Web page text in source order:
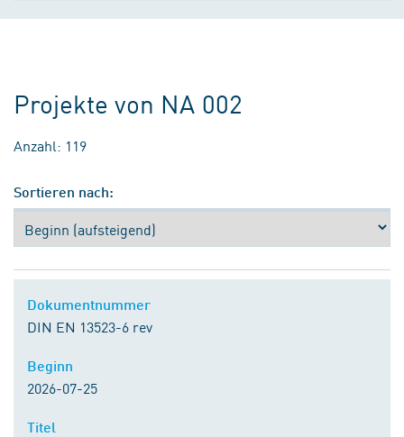
Projekte von NA 002
Anzahl: 119
Sortieren nach:
Dokumentnummer
DIN EN 13523-6 rev
Beginn
2026-07-25
Titel